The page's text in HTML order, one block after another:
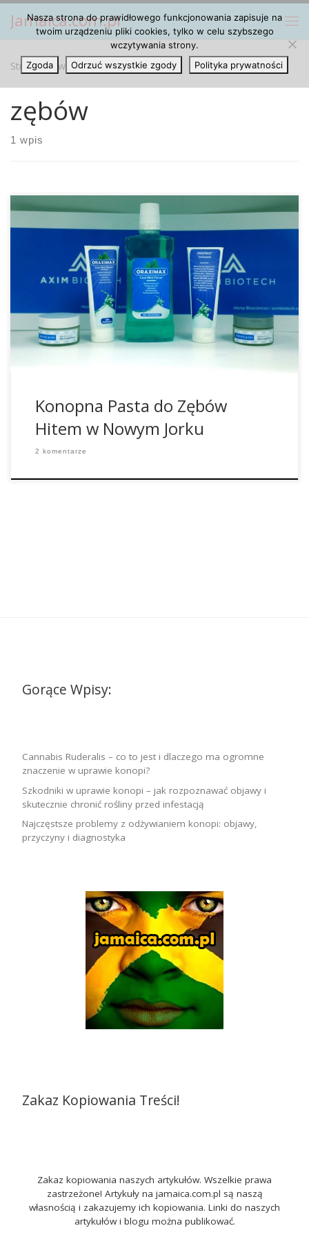
Przejdź do treści
Jamaica.com.pl
Strona główna » zębów
zębów
1 wpis
Jak wynika z niedawno przeprowadzonych badań, palenie
marihuany może powodować choroby dziąseł oraz
próchnicę. Okazuje się również, że osoby, które nałogowo
używają marihuanę rzadziej używają nici dentystycznych i
rzadziej myją zęby niż ci, którzy nie używają konopi. Nowość
na rynku jaką jest pasta do zębów ze składnikami z konopi
może […]
Konopna Pasta do Zębów
Hitem w Nowym Jorku
2 komentarze
Gorące Wpisy:
Cannabis Ruderalis – co to jest i dlaczego ma ogromne
znaczenie w uprawie konopi?
Szkodniki w uprawie konopi – jak rozpoznawać objawy i
skutecznie chronić rośliny przed infestacją
Najczęstsze problemy z odżywianiem konopi: objawy,
przyczyny i diagnostyka
Zakaz Kopiowania Treści!
Zakaz kopiowania naszych artykułów. Wszelkie prawa
zastrzeżone! Artykuły na jamaica.com.pl są naszą
własnością i zakazujemy ich kopiowania. Linki do naszych
artykułów i blogu można publikować.
Nasza strona do prawidłowego funkcjonowania zapisuje na
twoim urządzeniu pliki cookies, tylko w celu szybszego
wczytywania strony.
Zgoda
Odrzuć wszystkie zgody Polityka prywatności